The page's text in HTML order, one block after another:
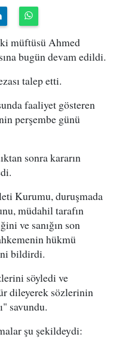
müftüsü Ahmed
bugün devam edildi.
talep etti.
faaliyet gösteren
perşembe günü
sonra kararın
Kurumu, duruşmada
müdahil tarafın
ve sanığın son
hükmü
bildirdi.
söyledi ve
dileyerek sözlerinin
savundu.
şu şekildeydi: